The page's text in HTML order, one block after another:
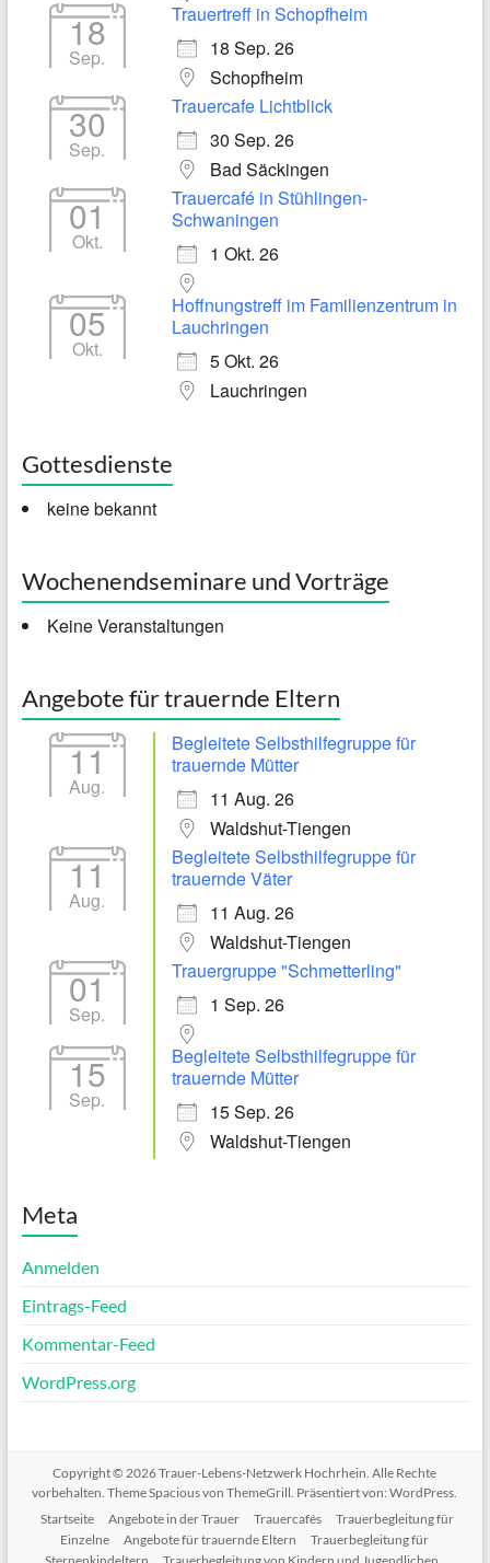
18
Sep.
Trauertreff in Schopfheim
18 Sep. 26
Schopfheim
30
Sep.
Trauercafe Lichtblick
30 Sep. 26
Bad Säckingen
01
Okt.
Trauercafé in Stühlingen-
Schwaningen
1 Okt. 26
05
Okt.
Hoffnungstreff im Familienzentrum in
Lauchringen
5 Okt. 26
Lauchringen
Gottesdienste
keine bekannt
Wochenendseminare und Vorträge
Keine Veranstaltungen
Angebote für trauernde Eltern
11
Aug.
Begleitete Selbsthilfegruppe für
trauernde Mütter
11 Aug. 26
Waldshut-Tiengen
11
Aug.
Begleitete Selbsthilfegruppe für
trauernde Väter
11 Aug. 26
Waldshut-Tiengen
01
Sep.
Trauergruppe "Schmetterling"
1 Sep. 26
15
Sep.
Begleitete Selbsthilfegruppe für
trauernde Mütter
15 Sep. 26
Waldshut-Tiengen
Meta
Anmelden
Eintrags-Feed
Kommentar-Feed
WordPress.org
Copyright © 2026Trauer-Lebens-Netzwerk Hochrhein. Alle Rechte
vorbehalten. ThemeSpaciousvon ThemeGrill. Präsentiert von:WordPress.
Startseite
Angebote in der Trauer Trauercafés
Trauerbegleitung für
Einzelne
Angebote für trauernde Eltern
Trauerbegleitung für